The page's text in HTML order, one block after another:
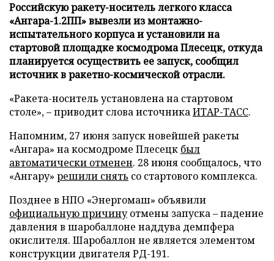
Российскую ракету-носитель легкого класса
«Ангара-1.2ПП» вывезли из монтажно-
испытательного корпуса и установили на
стартовой площадке космодрома Плесецк, откуда
планируется осуществить ее запуск, сообщил
источник в ракетно-космической отрасли.
«Ракета-носитель установлена на стартовом
столе», – приводит слова источникаИТАР-ТАСС.
Напомним, 27 июня запуск новейшей ракеты
«Ангара» на космодроме Плесецк был
автоматически отменен. 28 июня сообщалось, что
«Ангару» решили снять со стартового комплекса.
Позднее в НПО «Энергомаш» объявили
официальную причинуотмены запуска – падение
давления в шаробаллоне наддува демпфера
окислителя. Шаробаллон не является элементом
конструкции двигателя РД-191.